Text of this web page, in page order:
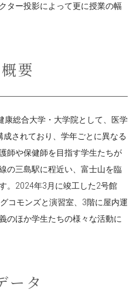
ター投影によって更に授業の幅
要
康総合大学・大学院として、医学
されており、学年ごとに異なる
師や保健師を目指す学生たちが
の三島駅に程近い、富士山を臨
。2024年3月に竣工した2号館
コモンズと演習室、3階に屋内運
のほか学生たちの様々な活動に
ータ